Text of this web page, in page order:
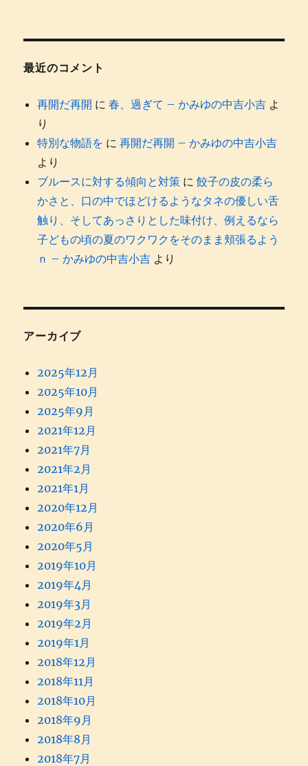
最近のコメント
再開だ再開 に春、過ぎて – かみゆの中吉小吉 よ
り
特別な物語を に再開だ再開 – かみゆの中吉小吉
より
ブルースに対する傾向と対策 に餃子の皮の柔ら
かさと、口の中でほどけるようなタネの優しい舌
触り、そしてあっさりとした味付け、例えるなら
子どもの頃の夏のワクワクをそのまま頬張るよう
ｎ – かみゆの中吉小吉 より
アーカイブ
2025年12月
2025年10月
2025年9月
2021年12月
2021年7月
2021年2月
2021年1月
2020年12月
2020年6月
2020年5月
2019年10月
2019年4月
2019年3月
2019年2月
2019年1月
2018年12月
2018年11月
2018年10月
2018年9月
2018年8月
2018年7月